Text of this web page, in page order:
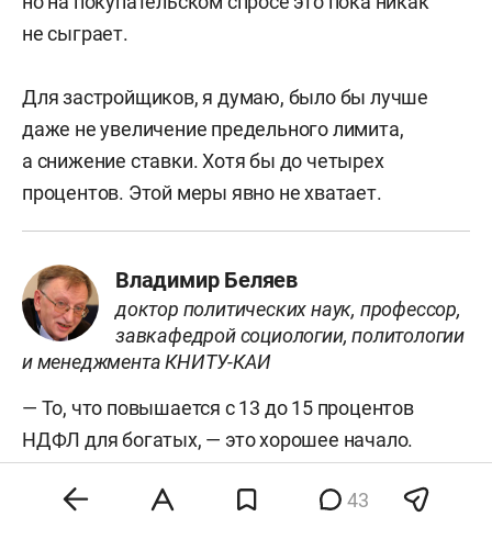
не сыграет.
Для застройщиков, я думаю, было бы лучше
даже не увеличение предельного лимита,
а снижение ставки. Хотя бы до четырех
процентов. Этой меры явно не хватает.
Владимир Беляев
доктор политических наук, профессор,
завкафедрой социологии, политологии
и менеджмента КНИТУ-КАИ
— То, что повышается с 13 до 15 процентов
НДФЛ для богатых, — это хорошее начало.
который после Великой Октябрьской
43